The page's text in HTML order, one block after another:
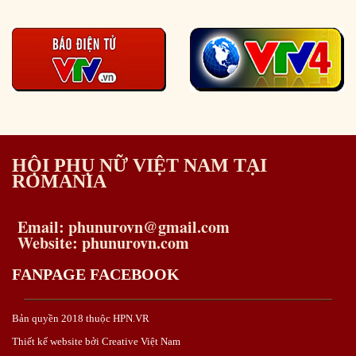
HỘI PHỤ NỮ VIỆT NAM TẠI
ROMANIA
Email: phunurovn@gmail.com
Website: phunurovn.com
FANPAGE FACEBOOK
Bản quyền 2018 thuộc HPN.VR
Thiết kế website bởi Creative Việt Nam